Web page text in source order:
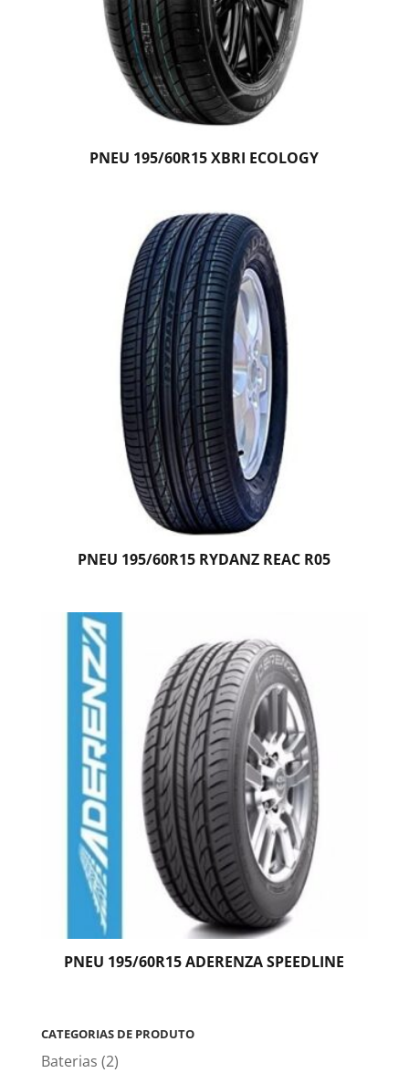
PNEU 195/60R15 XBRI ECOLOGY
PNEU 195/60R15 RYDANZ REAC R05
PNEU 195/60R15 ADERENZA SPEEDLINE
CATEGORIAS DE PRODUTO
Baterias (2)